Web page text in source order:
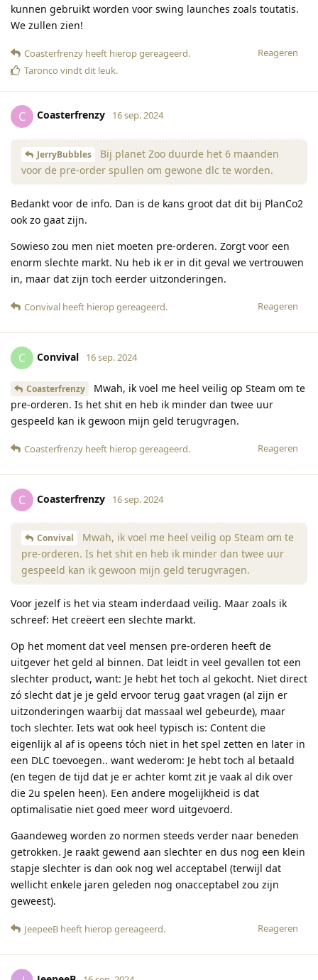
kunnen gebruikt worden voor swing launches zoals toutatis.
We zullen zien!
Reageren
Coasterfrenzy heeft hierop gereageerd.
Taronco vindt dit leuk.
C Coasterfrenzy 16 sep. 2024
JerryBubbles
Bij planet Zoo duurde het 6 maanden
voor de pre-order spullen om gewone dlc te worden.
Bedankt voor de info. Dan is de kans groot dat dit bij PlanCo2
ook zo gaat zijn.
Sowieso zou men niet moeten pre-orderen. Zorgt voor een
enorm slechte markt. Nu heb ik er in dit geval we vertrouwen
in, maar dat zijn toch eerder uitzonderingen.
Reageren
Convival heeft hierop gereageerd.
C Convival 16 sep. 2024
Coasterfrenzy
Mwah, ik voel me heel veilig op Steam om te
pre-orderen. Is het shit en heb ik minder dan twee uur
gespeeld kan ik gewoon mijn geld terugvragen.
Reageren
Coasterfrenzy heeft hierop gereageerd.
C Coasterfrenzy 16 sep. 2024
Convival
Mwah, ik voel me heel veilig op Steam om te
pre-orderen. Is het shit en heb ik minder dan twee uur
gespeeld kan ik gewoon mijn geld terugvragen.
Voor jezelf is het via steam inderdaad veilig. Maar zoals ik
schreef: Het creëert een slechte markt.
Op het moment dat veel mensen pre-orderen heeft de
uitgever het geld al binnen. Dat leidt in veel gevallen tot een
slechter product, want: Je hebt het toch al gekocht. Niet direct
zó slecht dat je je geld ervoor terug gaat vragen (al zijn er
uitzonderingen waarbij dat massaal wel gebeurde), maar
toch slechter. Iets wat ook heel typisch is: Content die
eigenlijk al af is opeens tóch niet in het spel zetten en later in
een DLC toevoegen.. want wederom: Je hebt toch al betaald
(en tegen de tijd dat je er achter komt zit je vaak al dik over
die 2u spelen heen). Een andere mogelijkheid is dat
optimalisatie niet goed meer word uitgevoerd.
Gaandeweg worden zo normen steeds verder naar beneden
getrokken. Je raakt gewend aan slechter en dus nog een klein
stapje slechter is dan ook nog wel acceptabel (terwijl dat
wellicht enkele jaren geleden nog onacceptabel zou zijn
geweest).
Reageren
JeepeeB heeft hierop gereageerd.